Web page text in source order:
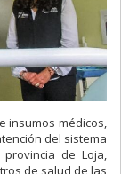
insumos médicos,
del sistema
de Loja,
de salud de las